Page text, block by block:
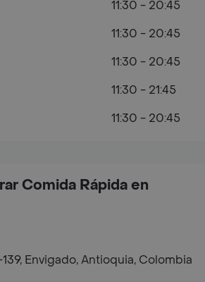
Comida Rápida en
Envigado, Antioquia, Colombia
11:30 - 20:45
11:30 - 20:45
11:30 - 20:45
11:30 - 21:45
11:30 - 20:45